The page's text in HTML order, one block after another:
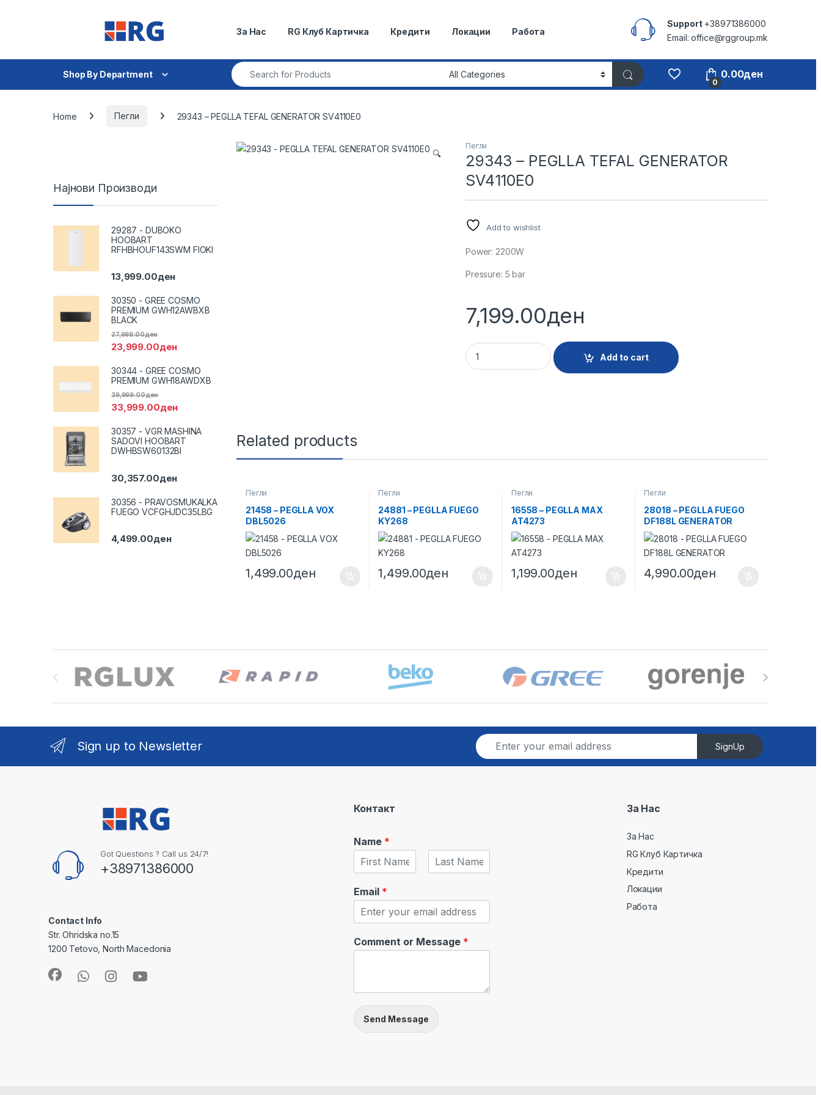
За Нас RG Клуб Картичка Кредити Локации Работа
Support+38971386000
Email: office@rggroup.mk
Shop By Department
Search for:
0
0.00ден
Home Пегли 29343 – PEGLLA TEFAL GENERATOR SV4110E0
🔍
Пегли
29343 – PEGLLA TEFAL GENERATOR
SV4110E0
Add to wishlist
Power: 2200W
Pressure: 5 bar
7,199.00ден
29343 - PEGLLA TEFAL GENERATOR SV4110E0 quantity
Add to cart
Related products
Пегли
21458 – PEGLLA VOX
DBL5026
1,499.00ден
Пегли
24881 – PEGLLA FUEGO
KY268
1,499.00ден
Пегли
16558 – PEGLLA MAX
AT4273
1,199.00ден
Пегли
28018 – PEGLLA FUEGO
DF188L GENERATOR
4,990.00ден
Најнови Производи
29287 - DUBOKO
HOOBART
RFHBHOUF143SWM FIOKI
13,999.00ден
30350 - GREE COSMO
PREMIUM GWH12AWBXB
BLACK
23,999.00ден
27,999.00ден
30344 - GREE COSMO
PREMIUM GWH18AWDXB
33,999.00ден
39,999.00ден
30357 - VGR MASHINA
SADOVI HOOBART
DWHBSW60132BI
30,357.00ден
30356 - PRAVOSMUKALKA
FUEGO VCFGHJDC35LBG
4,499.00ден
Sign up to Newsletter
E
m
a
SignUp
Got Questions ? Call us 24/7!
+38971386000
Contact Info
Str. Ohridska no.15
1200 Tetovo, North Macedonia
Контакт
Name *
i
rEmail *
Comment or Message *
Send Message
За Нас
За Нас
RG Клуб Картичка
Кредити
Локации
Работа